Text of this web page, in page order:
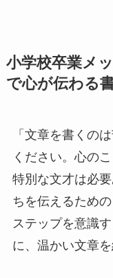
小学校卒業メ
で心が伝わる
「文章を書くの
ください。心の
特別な文才は必
ちを伝えるため
ステップを意識
に、温かい文章